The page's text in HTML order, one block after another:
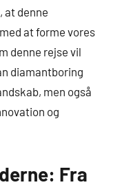
at denne
at forme vores
denne rejse vil
diamantboring
men også
og
Fra